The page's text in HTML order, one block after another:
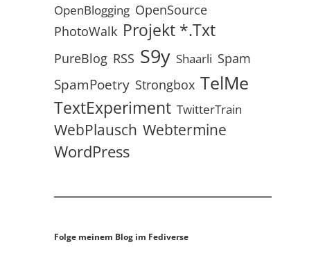
OpenBlogging OpenSource
PhotoWalk Projekt *.txt
PureBlog RSS S9y Shaarli Spam
SpamPoetry Strongbox TelMe
TextExperiment TwitterTrain
WebPlausch Webtermine
WordPress
Folge meinem Blog im Fediverse